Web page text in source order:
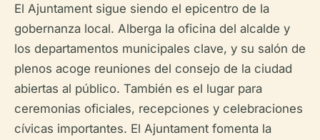
El Ajuntament sigue siendo el epicentro de la
gobernanza local. Alberga la oficina del alcalde y
los departamentos municipales clave, y su salón de
plenos acoge reuniones del consejo de la ciudad
abiertas al público. También es el lugar para
ceremonias oficiales, recepciones y celebraciones
cívicas importantes. El Ajuntament fomenta la